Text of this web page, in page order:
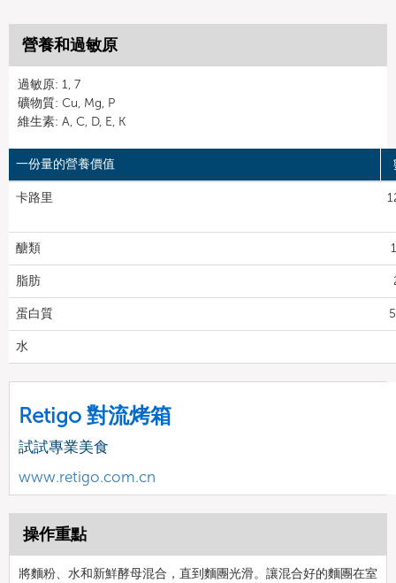
營養和過敏原
過敏原: 1, 7
礦物質: Cu, Mg, P
維生素: A, C, D, E, K
一份量的營養價值
卡路里
醣類
脂肪
蛋白質
水
Retigo 對流烤箱
試試專業美食
www.retigo.com.cn
操作重點
將麵粉、水和新鮮酵母混合，直到麵團光滑。讓混合好的麵團在室